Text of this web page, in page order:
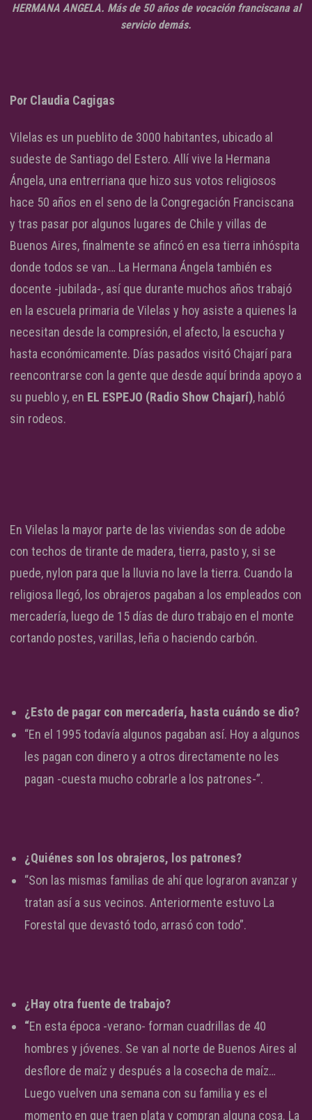
HERMANA ANGELA. Más de 50 años de vocación franciscana al
servicio demás.
Por Claudia Cagigas
Vilelas es un pueblito de 3000 habitantes, ubicado al
sudeste de Santiago del Estero. Allí vive la Hermana
Ángela, una entrerriana que hizo sus votos religiosos
hace 50 años en el seno de la Congregación Franciscana
y tras pasar por algunos lugares de Chile y villas de
Buenos Aires, finalmente se afincó en esa tierra inhóspita
donde todos se van… La Hermana Ángela también es
docente -jubilada-, así que durante muchos años trabajó
en la escuela primaria de Vilelas y hoy asiste a quienes la
necesitan desde la compresión, el afecto, la escucha y
hasta económicamente. Días pasados visitó Chajarí para
reencontrarse con la gente que desde aquí brinda apoyo a
su pueblo y, en EL ESPEJO (Radio Show Chajarí), habló
sin rodeos.
En Vilelas la mayor parte de las viviendas son de adobe
con techos de tirante de madera, tierra, pasto y, si se
puede, nylon para que la lluvia no lave la tierra. Cuando la
religiosa llegó, los obrajeros pagaban a los empleados con
mercadería, luego de 15 días de duro trabajo en el monte
cortando postes, varillas, leña o haciendo carbón.
¿Esto de pagar con mercadería, hasta cuándo se dio?
“En el 1995 todavía algunos pagaban así. Hoy a algunos
les pagan con dinero y a otros directamente no les
pagan -cuesta mucho cobrarle a los patrones-”.
¿Quiénes son los obrajeros, los patrones?
“Son las mismas familias de ahí que lograron avanzar y
tratan así a sus vecinos. Anteriormente estuvo La
Forestal que devastó todo, arrasó con todo”.
¿Hay otra fuente de trabajo?
“En esta época -verano- forman cuadrillas de 40
hombres y jóvenes. Se van al norte de Buenos Aires al
desflore de maíz y después a la cosecha de maíz…
Luego vuelven una semana con su familia y es el
momento en que traen plata y compran alguna cosa. La